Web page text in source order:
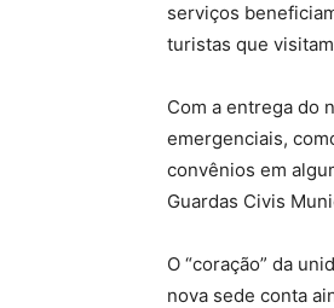
serviços
turistas que
Com a entrega do
emergenciais,
convênios em
Guardas Civis
O “coração” da
nova sede conta